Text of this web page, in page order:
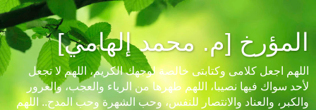
المؤرخ [م. محمد إلهامي]
اللهم اجعل كلامى وكتابتى خالصة لوجهك الكريم، اللهم لا تجعل
لأحد سواك فيها نصيبا، اللهم طهرها من الرياء والعجب، والغرور
والكبر، والعناد والانتصار للنفس، وحب الشهرة وحب المدح.. اللهم